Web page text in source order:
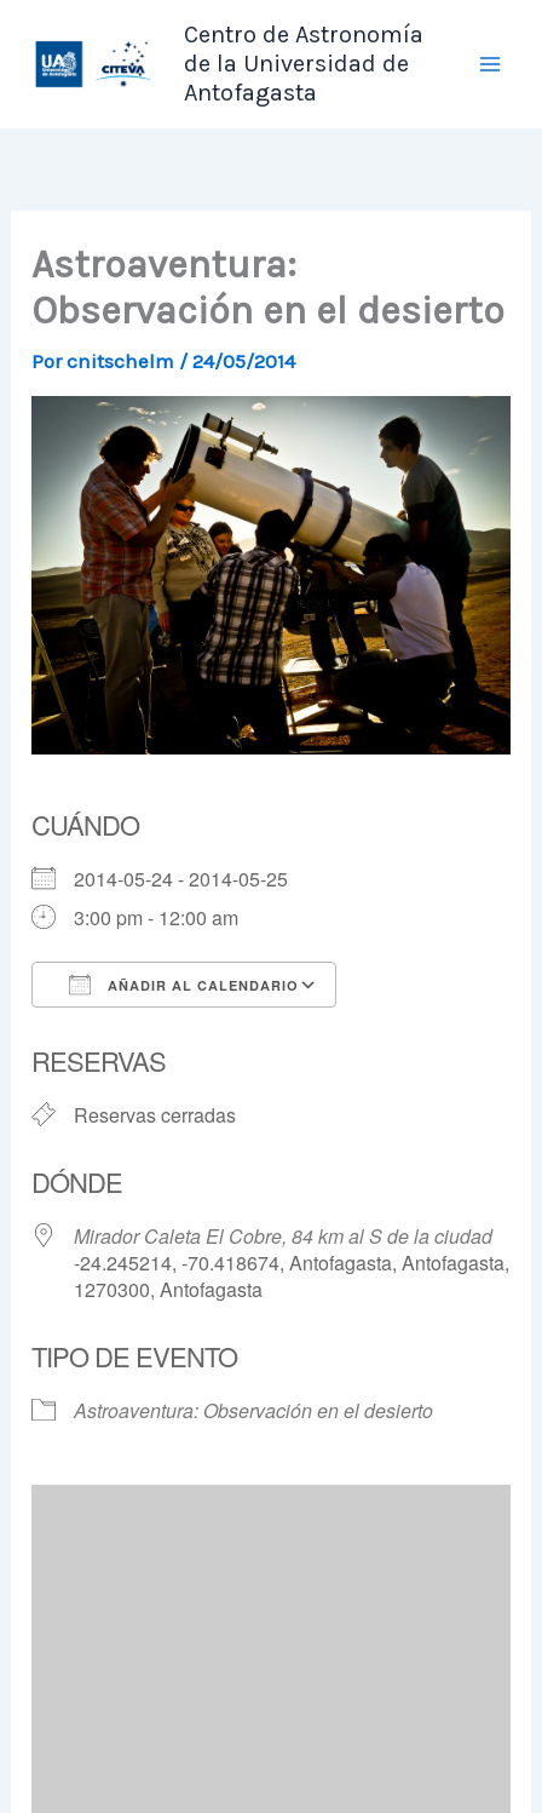
contenido
Centro de Astronomía
de la Universidad de
Antofagasta
Astroaventura:
Observación en el desierto
Porcnitschelm /24/05/2014
CUÁNDO
2014-05-24 - 2014-05-25
3:00 pm - 12:00 am
AÑADIR AL CALENDARIO
RESERVAS
Reservas cerradas
DÓNDE
Mirador Caleta El Cobre, 84 km al S de la ciudad
-24.245214, -70.418674, Antofagasta, Antofagasta,
1270300, Antofagasta
TIPO DE EVENTO
Astroaventura: Observación en el desierto